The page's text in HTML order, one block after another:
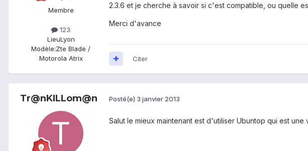
Membre
123
LieuLyon
Modèle:Zte Blade /
Motorola Atrix
2.3.6 et je cherche à savoir si c'est compatible, ou quelle
Merci d'avance
Citer
Tr@nKILLom@n Posté(e) 3 janvier 2013
Salut le mieux maintenant est d'utiliser Ubuntop qui est